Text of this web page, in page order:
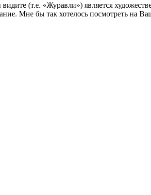
(т.е. «Журавли») является
Мне бы так хотелось посмотреть на